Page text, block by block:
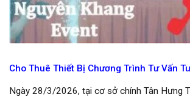
Cho Thuê Thiết Bị Chương Trình Tư Vấn
Ngày 28/3/2026, tại cơ sở chính Tân Hưng